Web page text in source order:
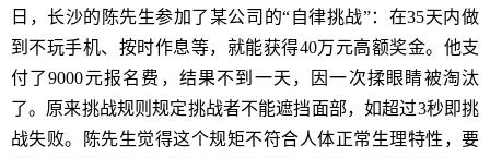
日，长沙的陈先生参加了某公司的“自律挑战”：在35天内做
到不玩手机、按时作息等，就能获得40万元高额奖金。他支
付了9000元报名费，结果不到一天，因一次揉眼睛被淘汰
了。原来挑战规则规定挑战者不能遮挡面部，如超过3秒即挑
战失败。陈先生觉得这个规矩不符合人体正常生理特性，要